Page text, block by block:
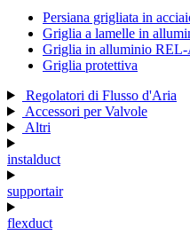
Persiana grigliata in
Griglia a lamelle in
Griglia in alluminio REL-
Griglia protettiva
Regolatori di Flusso d'Aria
Accessori per Valvole
Altri
instalduct
supportair
flexduct